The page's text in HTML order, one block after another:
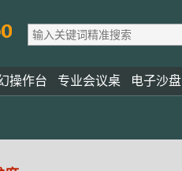
操作台 专业会议桌 电子沙盘